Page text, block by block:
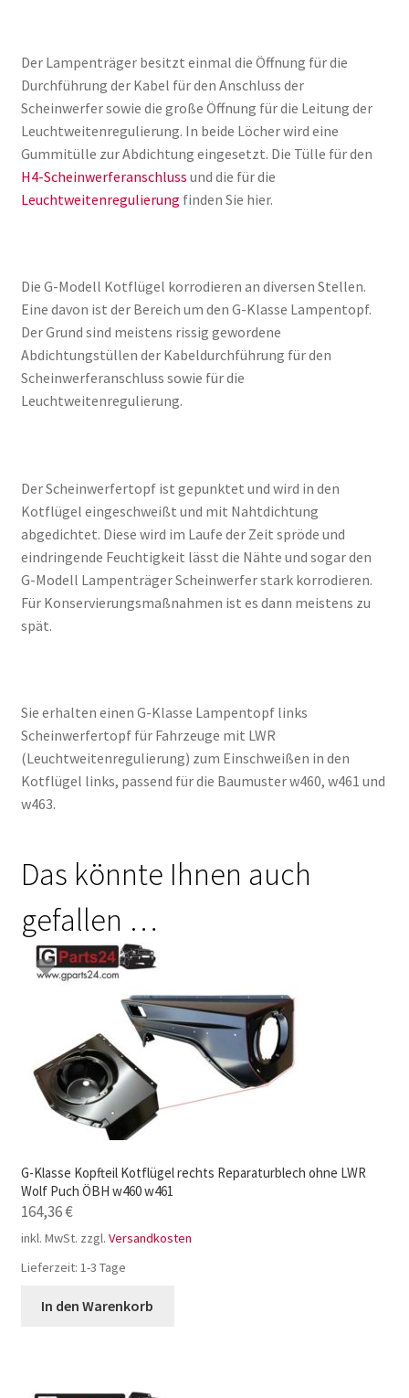
Der Lampenträger besitzt einmal die Öffnung für die
Durchführung der Kabel für den Anschluss der
Scheinwerfer sowie die große Öffnung für die Leitung der
Leuchtweitenregulierung. In beide Löcher wird eine
Gummitülle zur Abdichtung eingesetzt. Die Tülle für den
H4-Scheinwerferanschluss und die für die
Leuchtweitenregulierung finden Sie hier.
Die G-Modell Kotflügel korrodieren an diversen Stellen.
Eine davon ist der Bereich um den G-Klasse Lampentopf.
Der Grund sind meistens rissig gewordene
Abdichtungstüllen der Kabeldurchführung für den
Scheinwerferanschluss sowie für die
Leuchtweitenregulierung.
Der Scheinwerfertopf ist gepunktet und wird in den
Kotflügel eingeschweißt und mit Nahtdichtung
abgedichtet. Diese wird im Laufe der Zeit spröde und
eindringende Feuchtigkeit lässt die Nähte und sogar den
G-Modell Lampenträger Scheinwerfer stark korrodieren.
Für Konservierungsmaßnahmen ist es dann meistens zu
spät.
Sie erhalten einen G-Klasse Lampentopf links
Scheinwerfertopf für Fahrzeuge mit LWR
(Leuchtweitenregulierung) zum Einschweißen in den
Kotflügel links, passend für die Baumuster w460, w461 und
w463.
Das könnte Ihnen auch
gefallen …
G-Klasse Kopfteil Kotflügel rechts Reparaturblech ohne LWR
Wolf Puch ÖBH w460 w461
164,36€
inkl. MwSt. zzgl. Versandkosten
Lieferzeit: 1-3 Tage
In den Warenkorb